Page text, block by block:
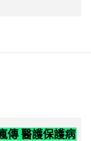
傳 醫護保護病